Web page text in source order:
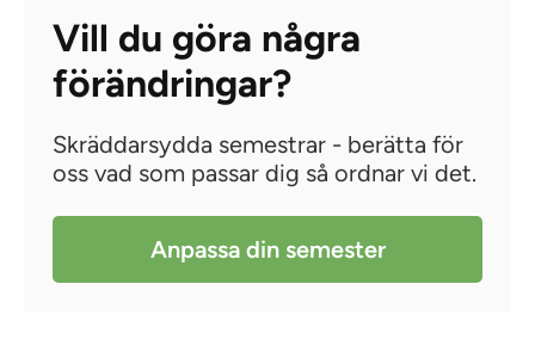
Vill du göra några
förändringar?
Skräddarsydda semestrar - berätta för
oss vad som passar dig så ordnar vi det.
Anpassa din semester